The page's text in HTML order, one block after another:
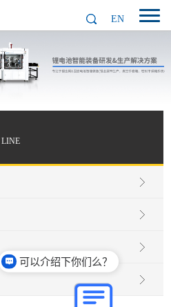
EN
LINE
可以介绍下你们么？